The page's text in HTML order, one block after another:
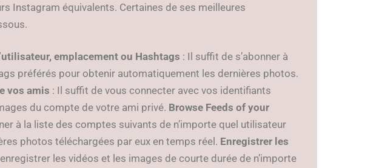
Instagram équivalents. Certaines de ses meilleures
emplacement ou Hashtags : Il suffit de s’abonner à
préférés pour obtenir automatiquement les dernières photos.
vos amis : Il suffit de vous connecter avec vos identifiants
du compte de votre ami privé. Browse Feeds of your
à la liste des comptes suivants de n’importe quel utilisateur
photos téléchargées par eux en temps réel. Enregistrer les
les vidéos et les images de courte durée de n’importe